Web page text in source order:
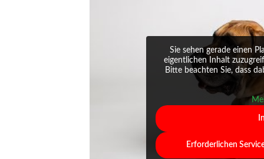
Sie sehen gerade einen
eigentlichen Inhalt
Bitte beachten Sie, dass
Erforderlichen